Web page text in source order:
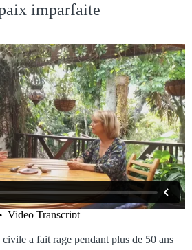
imparfaite
a fait rage pendant plus de 50 ans